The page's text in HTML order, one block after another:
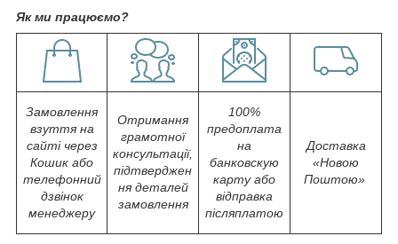
Як ми працюємо?
Замовлення
взуття на
сайті через
Кошик або
телефонний
дзвінок
менеджеру
Отримання
грамотної
консультації,
підтверджен
ня деталей
замовлення
100%
предоплата
на
банковскую
карту або
відправка
післяплатою
Доставка
«Новою
Поштою»